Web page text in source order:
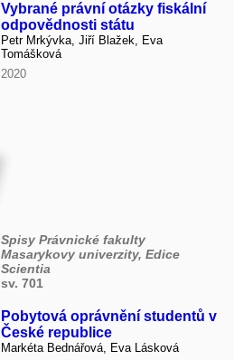
Vybrané právní otázky fiskální
odpovědnosti státu
Petr Mrkývka, Jiří Blažek, Eva
Tomášková
2020
Spisy Právnické fakulty
Masarykovy univerzity, Edice
Scientia
sv. 701
Pobytová oprávnění studentů v
České republice
Markéta Bednářová, Eva Lásková